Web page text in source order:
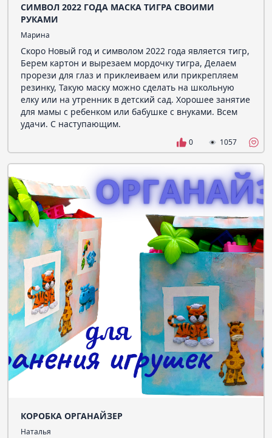
СИМВОЛ 2022 ГОДА МАСКА ТИГРА СВОИМИ
РУКАМИ
Марина
Скоро Новый год и символом 2022 года является тигр,
Берем картон и вырезаем мордочку тигра, Делаем
прорези для глаз и приклеиваем или прикрепляем
резинку, Такую маску можно сделать на школьную
елку или на утренник в детский сад. Хорошее занятие
для мамы с ребенком или бабушке с внуками. Всем
удачи. С наступающим.
0 1057
КОРОБКА ОРГАНАЙЗЕР
Наталья